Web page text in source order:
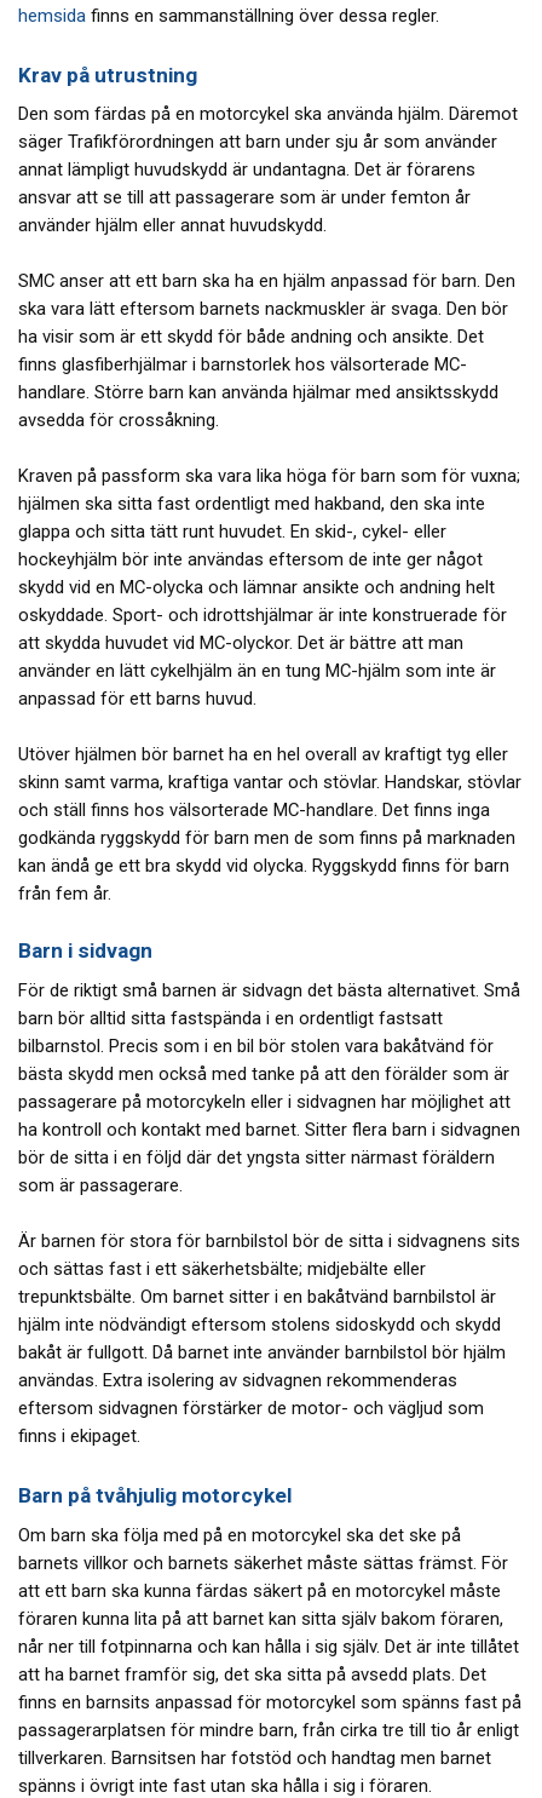
hemsida finns en sammanställning över dessa regler.
Krav på utrustning
Den som färdas på en motorcykel ska använda hjälm. Däremot
säger Trafikförordningen att barn under sju år som använder
annat lämpligt huvudskydd är undantagna. Det är förarens
ansvar att se till att passagerare som är under femton år
använder hjälm eller annat huvudskydd.
SMC anser att ett barn ska ha en hjälm anpassad för barn. Den
ska vara lätt eftersom barnets nackmuskler är svaga. Den bör
ha visir som är ett skydd för både andning och ansikte. Det
finns glasfiberhjälmar i barnstorlek hos välsorterade MC-
handlare. Större barn kan använda hjälmar med ansiktsskydd
avsedda för crossåkning.
Kraven på passform ska vara lika höga för barn som för vuxna;
hjälmen ska sitta fast ordentligt med hakband, den ska inte
glappa och sitta tätt runt huvudet. En skid-, cykel- eller
hockeyhjälm bör inte användas eftersom de inte ger något
skydd vid en MC-olycka och lämnar ansikte och andning helt
oskyddade. Sport- och idrottshjälmar är inte konstruerade för
att skydda huvudet vid MC-olyckor. Det är bättre att man
använder en lätt cykelhjälm än en tung MC-hjälm som inte är
anpassad för ett barns huvud.
Utöver hjälmen bör barnet ha en hel overall av kraftigt tyg eller
skinn samt varma, kraftiga vantar och stövlar. Handskar, stövlar
och ställ finns hos välsorterade MC-handlare. Det finns inga
godkända ryggskydd för barn men de som finns på marknaden
kan ändå ge ett bra skydd vid olycka. Ryggskydd finns för barn
från fem år.
Barn i sidvagn
För de riktigt små barnen är sidvagn det bästa alternativet. Små
barn bör alltid sitta fastspända i en ordentligt fastsatt
bilbarnstol. Precis som i en bil bör stolen vara bakåtvänd för
bästa skydd men också med tanke på att den förälder som är
passagerare på motorcykeln eller i sidvagnen har möjlighet att
ha kontroll och kontakt med barnet. Sitter flera barn i sidvagnen
bör de sitta i en följd där det yngsta sitter närmast föräldern
som är passagerare.
Är barnen för stora för barnbilstol bör de sitta i sidvagnens sits
och sättas fast i ett säkerhetsbälte; midjebälte eller
trepunktsbälte. Om barnet sitter i en bakåtvänd barnbilstol är
hjälm inte nödvändigt eftersom stolens sidoskydd och skydd
bakåt är fullgott. Då barnet inte använder barnbilstol bör hjälm
användas. Extra isolering av sidvagnen rekommenderas
eftersom sidvagnen förstärker de motor- och vägljud som
finns i ekipaget.
Barn på tvåhjulig motorcykel
Om barn ska följa med på en motorcykel ska det ske på
barnets villkor och barnets säkerhet måste sättas främst. För
att ett barn ska kunna färdas säkert på en motorcykel måste
föraren kunna lita på att barnet kan sitta själv bakom föraren,
når ner till fotpinnarna och kan hålla i sig själv. Det är inte tillåtet
att ha barnet framför sig, det ska sitta på avsedd plats. Det
finns en barnsits anpassad för motorcykel som spänns fast på
passagerarplatsen för mindre barn, från cirka tre till tio år enligt
tillverkaren. Barnsitsen har fotstöd och handtag men barnet
spänns i övrigt inte fast utan ska hålla i sig i föraren.